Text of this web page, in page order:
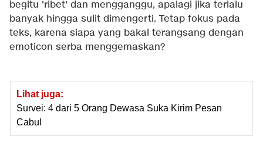
begitu 'ribet' dan mengganggu, apalagi jika terlalu
banyak hingga sulit dimengerti. Tetap fokus pada
teks, karena siapa yang bakal terangsang dengan
emoticon serba menggemaskan?
Lihat juga:
Survei: 4 dari 5 Orang Dewasa Suka Kirim Pesan
Cabul